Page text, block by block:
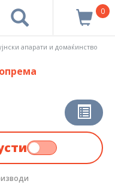
0
апарати и домаќинство